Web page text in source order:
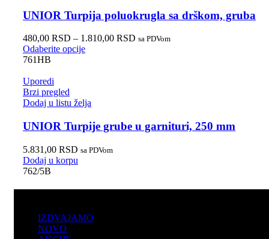
UNIOR Turpija poluokrugla sa drškom, gruba
480,00 RSD – 1.810,00 RSD sa PDVom
Odaberite opcije
761HB
Uporedi
Brzi pregled
Dodaj u listu želja
UNIOR Turpije grube u garnituri, 250 mm
5.831,00 RSD sa PDVom
Dodaj u korpu
762/5B
IZDVAJAMO
NOVO